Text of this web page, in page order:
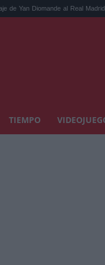
al Real Madrid: pulveriza ...
TIEMPO